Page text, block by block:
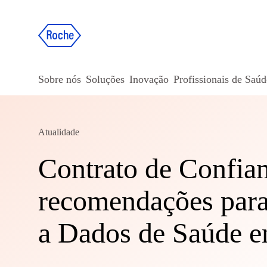
Sobre nós Soluções Inovação Profissionais de
Atualidade
Contrato de
recomendações
a Dados de Saúde